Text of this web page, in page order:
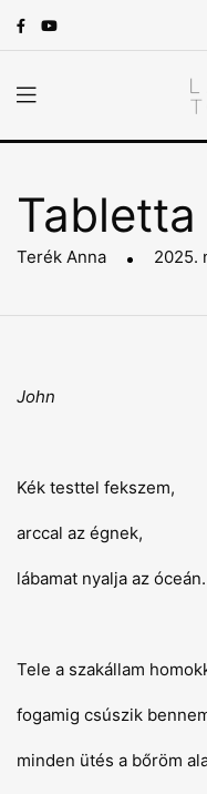
Tabletta
Terék Anna 2025.
John
Kék testtel fekszem,
arccal az égnek,
lábamat nyalja az óceán.
Tele a szakállam
fogamig csúszik
minden ütés a bőröm